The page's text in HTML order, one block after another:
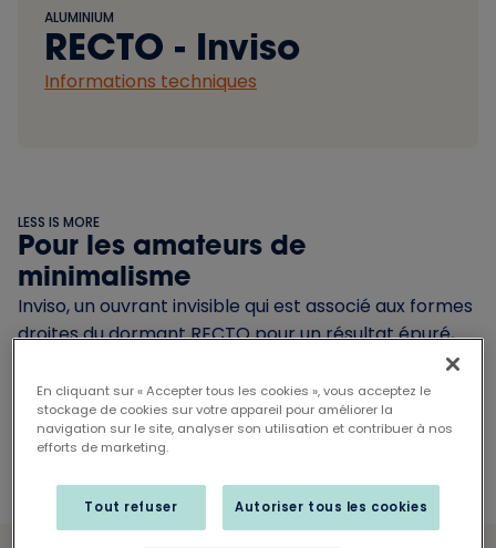
ALUMINIUM
RECTO - Inviso
Informations techniques
LESS IS MORE
Pour les amateurs de
minimalisme
Inviso, un ouvrant invisible qui est associé aux formes
droites du dormant RECTO pour un résultat épuré,
beau design de ce châssis s’accorde parfaitement
avec un style architectural moderne ou intemporel.
En cliquant sur « Accepter tous les cookies », vous acceptez le
stockage de cookies sur votre appareil pour améliorer la
navigation sur le site, analyser son utilisation et contribuer à nos
efforts de marketing.
Tout refuser Autoriser tous les cookies